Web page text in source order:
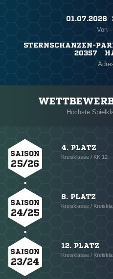
01.07.2026
Von
STERNSCHANZEN-
20357
Höchste
SAISON
25/26
4. PLATZ
Kreisklasse / KK 12
SAISON
24/25
8. PLATZ
Kreisklasse /
SAISON
23/24
12. PLATZ
Kreisklasse /